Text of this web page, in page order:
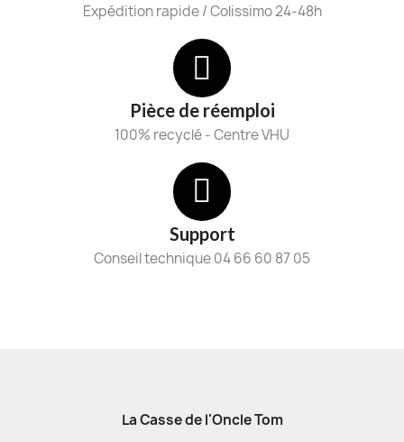
Expédition rapide / Colissimo 24-48h
Pièce de réemploi
100% recyclé - Centre VHU
Support
Conseil technique 04 66 60 87 05
La Casse de l'Oncle Tom